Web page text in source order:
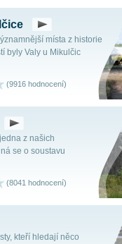
místa z historie
byly Valy u Mikulčic
(9916 hodnocení)
z našich
se o soustavu
(8041 hodnocení)
kteří hledají něco